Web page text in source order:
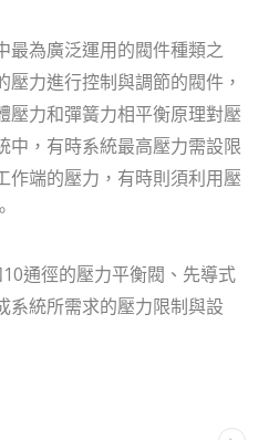
最為廣泛運用的閥件種類之
力進行控制與調節的閥件，
壓力和彈簧力相平衡原理對壓
中，有時系統最高壓力需設限
作端的壓力，有時則須利用壓
通徑的壓力平衡閥、先導式
系統所需求的壓力限制與設